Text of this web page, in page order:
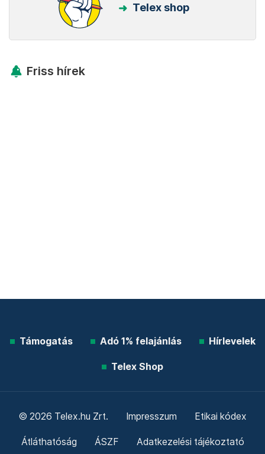
Telex shop
Friss hírek
Támogatás Adó 1% felajánlás Hírlevelek
Telex Shop
© 2026 Telex.hu Zrt. Impresszum Etikai kódex
Átláthatóság ÁSZF Adatkezelési tájékoztató